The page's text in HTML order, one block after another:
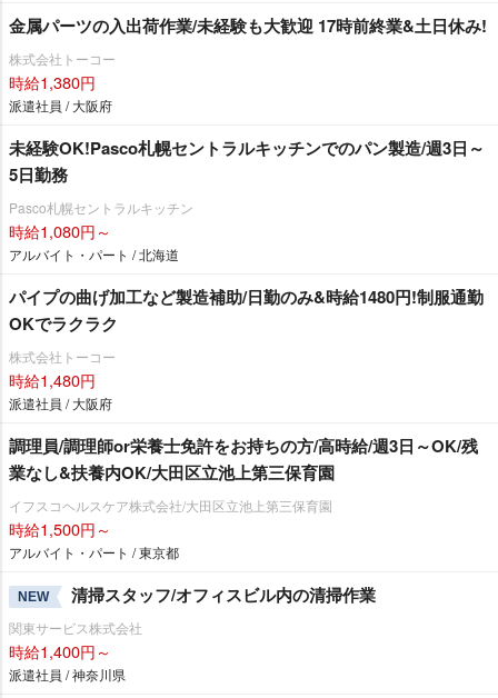
金属パーツの入出荷作業/未経験も大歓迎 17時前終業&土日休み!
株式会社トーコー
時給1,380円
派遣社員 / 大阪府
未経験OK!Pasco札幌セントラルキッチンでのパン製造/週3日～
5日勤務
Pasco札幌セントラルキッチン
時給1,080円～
アルバイト・パート / 北海道
パイプの曲げ加工など製造補助/日勤のみ&時給1480円!制服通勤
OKでラクラク
株式会社トーコー
時給1,480円
派遣社員 / 大阪府
調理員/調理師or栄養士免許をお持ちの方/高時給/週3日～OK/残
業なし&扶養内OK/大田区立池上第三保育園
イフスコヘルスケア株式会社/大田区立池上第三保育園
時給1,500円～
アルバイト・パート / 東京都
NEW 清掃スタッフ/オフィスビル内の清掃作業
関東サービス株式会社
時給1,400円～
派遣社員 / 神奈川県